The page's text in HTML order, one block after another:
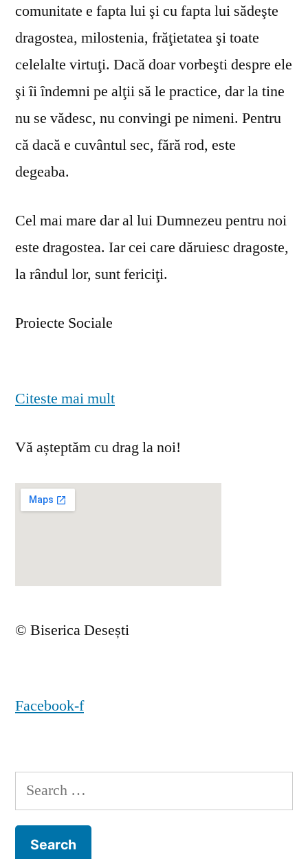
comunitate e fapta lui şi cu fapta lui sădeşte
dragostea, milostenia, frăţietatea şi toate
celelalte virtuţi. Dacă doar vorbeşti despre ele
şi îi îndemni pe alţii să le practice, dar la tine
nu se vă­desc, nu convingi pe nimeni. Pentru
că dacă e cuvântul sec, fără rod, este
degeaba.
Cel mai mare dar al lui Dumnezeu pentru noi
este dragostea. Iar cei care dăruiesc dragoste,
la rândul lor, sunt fericiţi.
Proiecte Sociale
Citeste mai mult
Vă așteptăm cu drag la noi!
© Biserica Desești
Facebook-f
Search
for: